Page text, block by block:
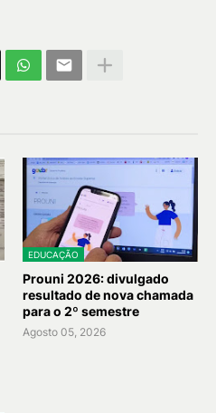
EDUCAÇÃO
Prouni 2026: divulgado
resultado de nova chamada
para o 2º semestre
Agosto 05, 2026